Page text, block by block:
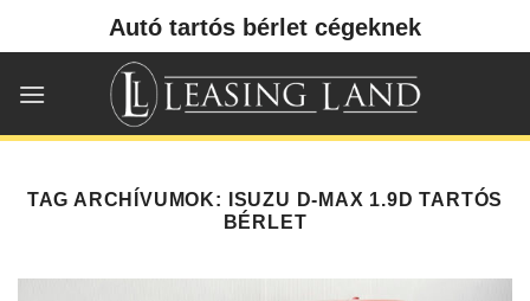
Autó tartós bérlet cégeknek
TAG ARCHÍVUMOK:
ISUZU D-MAX 1.9D TARTÓS
BÉRLET